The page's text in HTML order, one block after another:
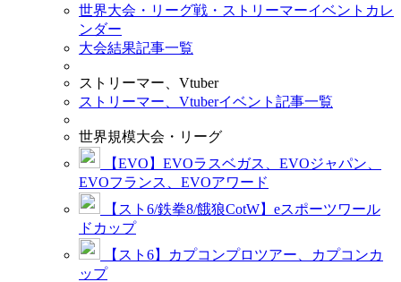
世界大会・リーグ戦・ストリーマーイベントカレ
ンダー
大会結果記事一覧
ストリーマー、Vtuber
ストリーマー、Vtuberイベント記事一覧
世界規模大会・リーグ
【EVO】EVOラスベガス、EVOジャパン、
EVOフランス、EVOアワード
【スト6/鉄拳8/餓狼CotW】eスポーツワール
ドカップ
【スト6】カプコンプロツアー、カプコンカ
ップ